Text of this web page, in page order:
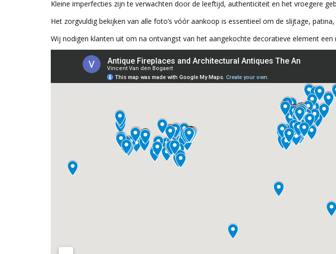
Kleine imperfecties zijn te verwachten door de leeftijd, authenticiteit en het vroegere
Het zorgvuldig bekijken van alle foto’s vóór aankoop is essentieel om de slijtage,
Wij nodigen klanten uit om na ontvangst van het aangekochte decoratieve element een